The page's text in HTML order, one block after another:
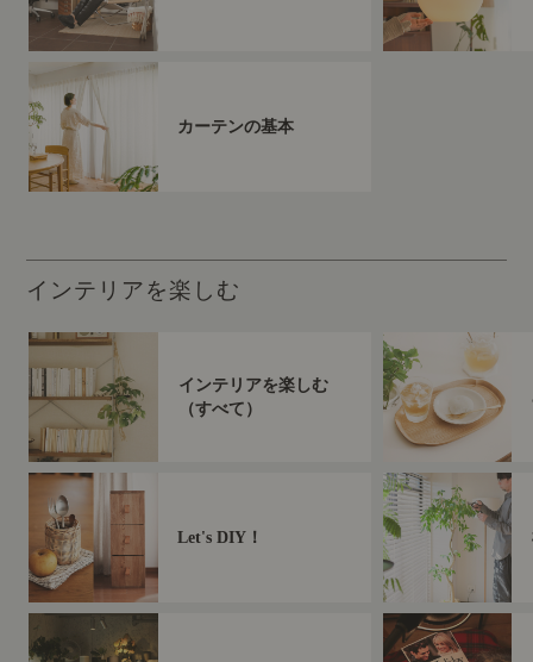
カーテンの基本
インテリアを楽しむ
インテリアを楽しむ
（すべて）
Let's DIY！